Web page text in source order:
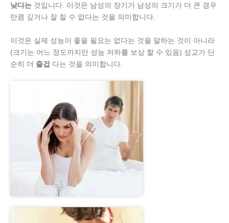
낮다는 것입니다. 이것은 남성의 장기가 남성의 크기가 더 큰 경우
만큼 깊거나 잘 칠 수 없다는 것을 의미합니다.
이것은 실제 성능이 좋을 필요는 없다는 것을 말하는 것이 아니라
(크기는 어느 정도까지만 성능 저하를 보상 할 수 있음) 성교가 단
순히 더 즐겁 다는 것을 의미합니다.